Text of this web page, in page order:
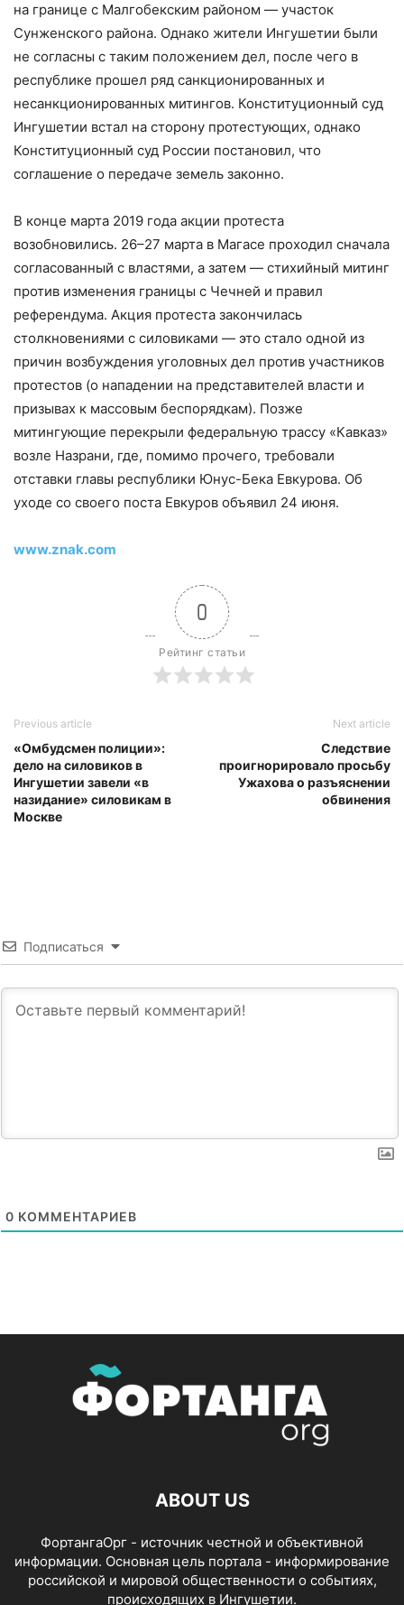
на границе с Малгобекским районом — участок
Сунженского района. Однако жители Ингушетии были
не согласны с таким положением дел, после чего в
республике прошел ряд санкционированных и
несанкционированных митингов. Конституционный суд
Ингушетии встал на сторону протестующих, однако
Конституционный суд России постановил, что
соглашение о передаче земель законно.
В конце марта 2019 года акции протеста
возобновились. 26–27 марта в Магасе проходил сначала
согласованный с властями, а затем — стихийный митинг
против изменения границы с Чечней и правил
референдума. Акция протеста закончилась
столкновениями с силовиками — это стало одной из
причин возбуждения уголовных дел против участников
протестов (о нападении на представителей власти и
призывах к массовым беспорядкам). Позже
митингующие перекрыли федеральную трассу «Кавказ»
возле Назрани, где, помимо прочего, требовали
отставки главы республики Юнус-Бека Евкурова. Об
уходе со своего поста Евкуров объявил 24 июня.
www.znak.com
0
Рейтинг статьи
Previous article
«Омбудсмен полиции»:
дело на силовиков в
Ингушетии завели «в
назидание» силовикам в
Москве
Next article
Следствие
проигнорировало просьбу
Ужахова о разъяснении
обвинения
Подписаться
0 КОММЕНТАРИЕВ
ABOUT US
ФортангаОрг - источник честной и объективной
информации. Основная цель портала - информирование
российской и мировой общественности о событиях,
происходящих в Ингушетии.